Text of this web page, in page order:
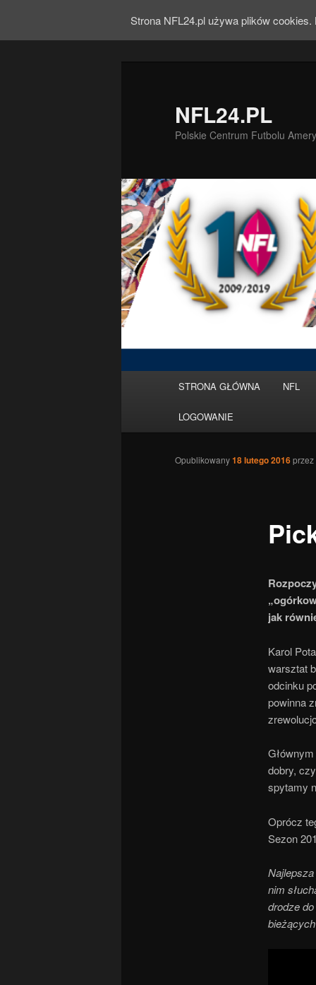
NFL24.PL
Polskie Centrum Futbolu
Przeskocz
do
tekstu
STRONA GŁÓWNA NFL
LOGOWANIE
Opublikowany18 lutego 2016przez
jak
Karol
warsztat
odcinku
powinna
dobry,
spytamy
Oprócz
Sezon
nim
drodze
Strona NFL24.pl używa plików